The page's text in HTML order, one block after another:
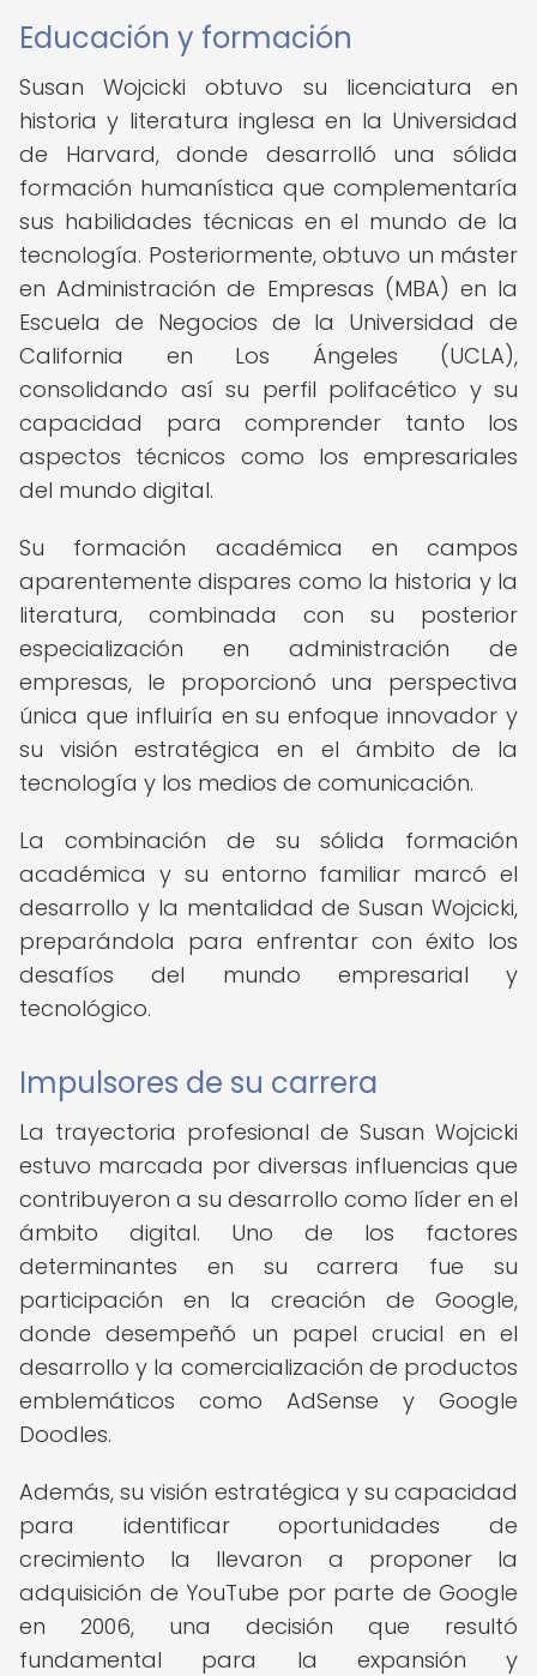
Educación y formación
Susan Wojcicki obtuvo su licenciatura en
historia y literatura inglesa en la Universidad
de Harvard, donde desarrolló una sólida
formación humanística que complementaría
sus habilidades técnicas en el mundo de la
tecnología. Posteriormente, obtuvo un máster
en Administración de Empresas (MBA) en la
Escuela de Negocios de la Universidad de
California en Los Ángeles (UCLA),
consolidando así su perfil polifacético y su
capacidad para comprender tanto los
aspectos técnicos como los empresariales
del mundo digital.
Su formación académica en campos
aparentemente dispares como la historia y la
literatura, combinada con su posterior
especialización en administración de
empresas, le proporcionó una perspectiva
única que influiría en su enfoque innovador y
su visión estratégica en el ámbito de la
tecnología y los medios de comunicación.
La combinación de su sólida formación
académica y su entorno familiar marcó el
desarrollo y la mentalidad de Susan Wojcicki,
preparándola para enfrentar con éxito los
desafíos del mundo empresarial y
tecnológico.
Impulsores de su carrera
La trayectoria profesional de Susan Wojcicki
estuvo marcada por diversas influencias que
contribuyeron a su desarrollo como líder en el
ámbito digital. Uno de los factores
determinantes en su carrera fue su
participación en la creación de Google,
donde desempeñó un papel crucial en el
desarrollo y la comercialización de productos
emblemáticos como AdSense y Google
Doodles.
Además, su visión estratégica y su capacidad
para identificar oportunidades de
crecimiento la llevaron a proponer la
adquisición de YouTube por parte de Google
en 2006, una decisión que resultó
fundamental para la expansión y